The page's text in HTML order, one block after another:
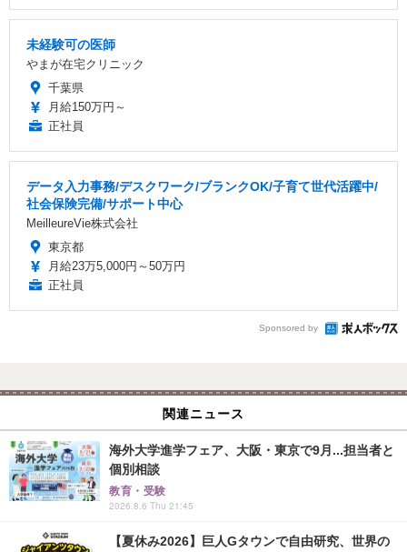
未経験可の医師
やまが在宅クリニック
千葉県
月給150万円～
正社員
データ入力事務/デスクワーク/ブランクOK/子育て世代活躍中/
社会保険完備/サポート中心
MeilleureVie株式会社
東京都
月給23万5,000円～50万円
正社員
Sponsored by
関連ニュース
海外大学進学フェア、大阪・東京で9月...担当者と
個別相談
教育・受験
2026.8.6 Thu 21:45
【夏休み2026】巨人Gタウンで自由研究、世界の